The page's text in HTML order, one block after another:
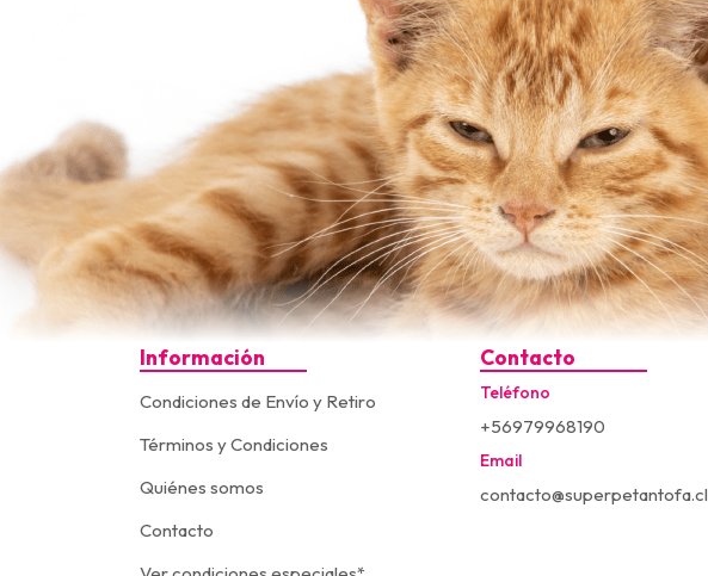
Información
Condiciones de Envío y Retiro
Términos y Condiciones
Quiénes somos
Contacto
Contacto
Teléfono
+56979968190
Email
contacto@superpetantofa.cl